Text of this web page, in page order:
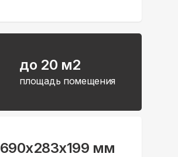
до 20 м2
площадь помещения
690x283x199 мм